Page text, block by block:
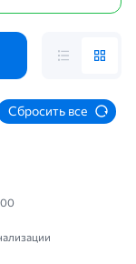
Сбросить все